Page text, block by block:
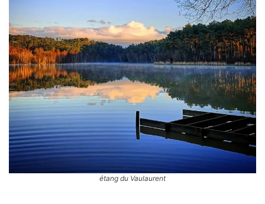
étang du Vaulaurent